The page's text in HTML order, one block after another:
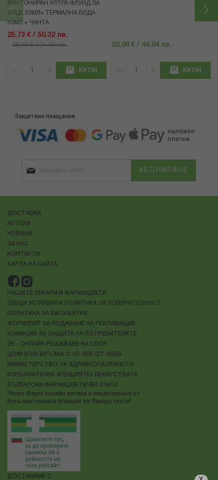
МЛ+ТОНИРАН УЛТРА ФЛУИД ЗА
ЛИЦЕ 50МЛ+ ТЕРМАЛНА ВОДА
50МЛ + ЧАНТА
25,73 € / 50.32 лв.
36,76 € / 71.90 лв.
КУПИ
22,98 € / 44.94 лв.
КУПИ
Защитени плащания
АБОНИРАНЕ
ДОСТАВКА
АПТЕКИ
НОВИНИ
ЗА НАС
КОНТАКТИ
КАРТА НА САЙТА
НАШИТЕ ЛЕКАРИ И ФАРМАЦЕВТИ
ОБЩИ УСЛОВИЯ И ПОЛИТИКА ЗА ПОВЕРИТЕЛНОСТ
ПОЛИТИКА ЗА БИСКВИТКИ
ФОРМУЛЯР ЗА ПОДАВАНЕ НА РЕКЛАМАЦИЯ
КОМИСИЯ ЗА ЗАЩИТА НА ПОТРЕБИТЕЛИТЕ
ЕК - ОНЛАЙН РЕШАВАНЕ НА СПОР
ЦЕНИ ВЪВ ВРЪЗКА С ЧЛ. 55Б ОТ ЗВЕБ
МИНИСТЕРСТВО ЗА ЗДРАВЕОПАЗВАНЕТО
ИЗПЪЛНИТЕЛНА АГЕНЦИЯ ПО ЛЕКАРСТВАТА
БЪЛГАРСКИ ФАРМАЦЕВТИЧЕН СЪЮЗ
"Нове Фарм онлайн аптека е лицензирана от
Изпълнителната Агенция по Лекарствата"
ДОСТАВЯМЕ С: